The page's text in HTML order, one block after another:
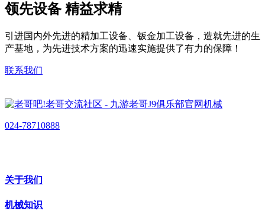
领先设备 精益求精
引进国内外先进的精加工设备、钣金加工设备，造就先进的生
产基地，为先进技术方案的迅速实施提供了有力的保障！
联系我们
024-78710888
关于我们
机械知识